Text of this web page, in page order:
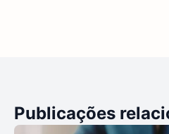
Publicações